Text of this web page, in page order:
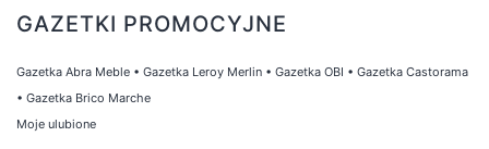
GAZETKI PROMOCYJNE
Gazetka Abra Meble • Gazetka Leroy Merlin • Gazetka OBI • Gazetka Castorama
• Gazetka Brico Marche
Moje ulubione